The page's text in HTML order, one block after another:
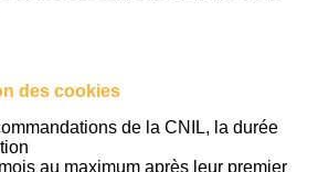
des cookies
de la CNIL, la durée
au maximum après leur premier